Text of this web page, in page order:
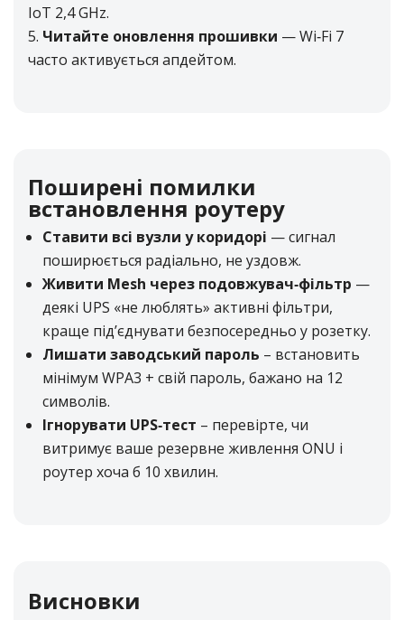
IoT 2,4 GHz.
Читайте оновлення прошивки — Wi‑Fi 7
часто активується апдейтом.
Поширені помилки
встановлення роутеру
Ставити всі вузли у коридорі — сигнал
поширюється радіально, не уздовж.
Живити Mesh через подовжувач‑фільтр —
деякі UPS «не люблять» активні фільтри,
краще під’єднувати безпосередньо у розетку.
Лишати заводський пароль – встановить
мінімум WPA3 + свій пароль, бажано на 12
символів.
Ігнорувати UPS‑тест – перевірте, чи
витримує ваше резервне живлення ONU і
роутер хоча б 10 хвилин.
Висновки